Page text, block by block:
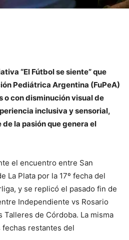
“El Fútbol se siente” que
Pediátrica Argentina (FuPeA)
o con disminución visual de
inclusiva y sensorial,
la pasión que genera el
el encuentro entre San
La Plata por la 17º fecha del
y se replicó el pasado fin de
Independiente vs Rosario
Talleres de Córdoba. La misma
restantes del